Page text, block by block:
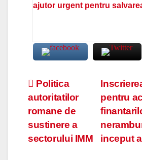
ajutor urgent pentru
Navigare
în
articole
pentru
inceput
Politica
autoritatilor
romane de
sustinere a
sectorului IMM